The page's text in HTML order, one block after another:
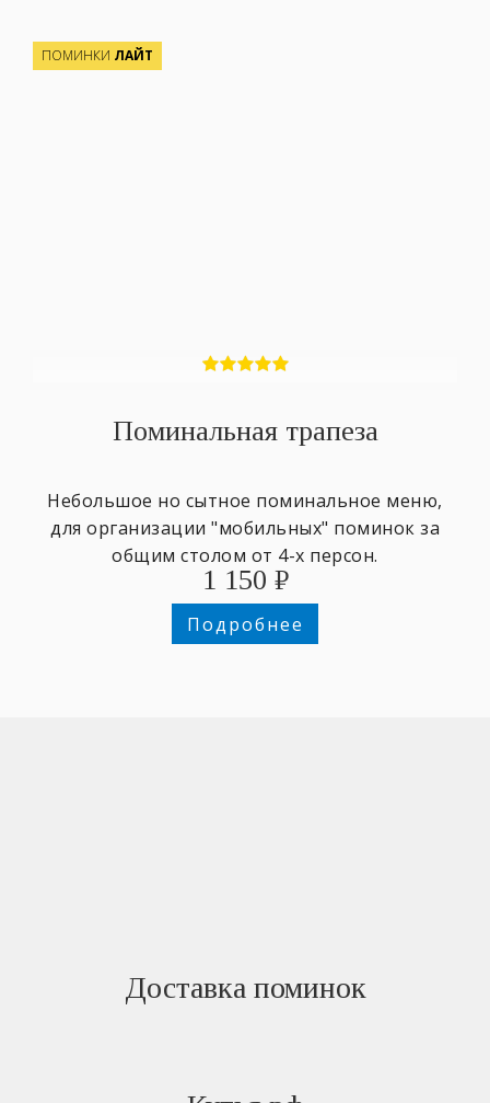
ПОМИНКИ ЛАЙТ
Поминальная трапеза
Небольшое но сытное поминальное меню,
для организации "мобильных" поминок за
общим столом от 4-х персон.
1 150 ₽
Подробнее
Доставка поминок